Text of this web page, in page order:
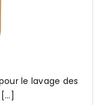
le lavage des